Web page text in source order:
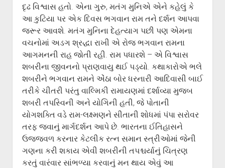
દૃઢ વિશ્વાસ હતો. એના ગુરુ, મતંગ મુનિએ એને કહેલું કે
આ કુટિયા પર એક દિવસ ભગવાન રામ તને દર્શન આપવા
જરૂર આવશે. મતંગ મુનિના દેહત્યાગ પછી પણ એમના
વચનોમાં અડગ શ્રદ્ધા રાખી એ રોજ ભગવાન રામના
આગમનની રાહ જોતી રહી. રામ પધારશે – એ વિશ્વાસ
શબરીના જીવનનો પ્રાણવાયુ થઈ પડ્યો. કથાકારોએ ભલે
શબરીને ભગવાન રામને એંઠા બોર ધરનારી આદિવાસી બાઈ
તરીકે ચીતરી પરંતુ વાલ્મિકી રામાયણમાં દર્શાવ્યા મુજબ
શબરી તપસ્વિની અને યોગિની હતી, જે પોતાની
યોગશક્તિ વડે રામ-લક્ષ્મણને સીતાની શોધમાં પંપા સરોવર
તરફ જવાનું માર્ગદર્શન આપે છે. ભારતના ઈતિહાસને
ઉજ્જવળ કરનાર કેટલીક રત્ન સમાન સ્ત્રીઓમાં જેની
ગણના કરી શકાય એવી શબરીની તપશ્ચર્યાનું ચિત્રણ
કરતું વારંવાર સાંભળ્યા કરવાનું મન થાય એવું આ